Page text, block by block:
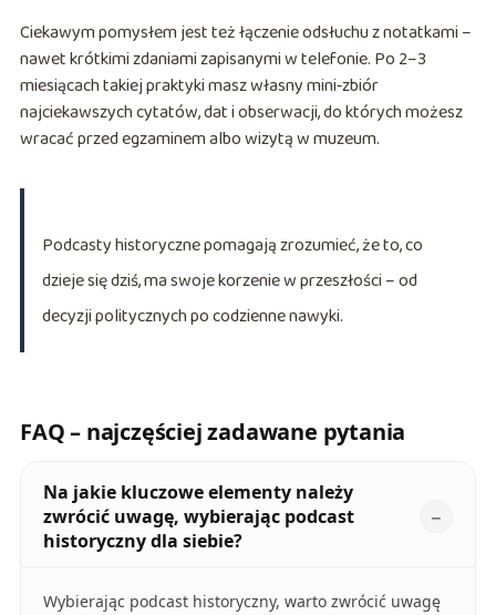
Ciekawym pomysłem jest też łączenie odsłuchu z notatkami –
nawet krótkimi zdaniami zapisanymi w telefonie. Po 2–3
miesiącach takiej praktyki masz własny mini‑zbiór
najciekawszych cytatów, dat i obserwacji, do których możesz
wracać przed egzaminem albo wizytą w muzeum.
Podcasty historyczne pomagają zrozumieć, że to, co
dzieje się dziś, ma swoje korzenie w przeszłości – od
decyzji politycznych po codzienne nawyki.
FAQ – najczęściej zadawane pytania
Na jakie kluczowe elementy należy
zwrócić uwagę, wybierając podcast
historyczny dla siebie?
Wybierając podcast historyczny, warto zwrócić uwagę